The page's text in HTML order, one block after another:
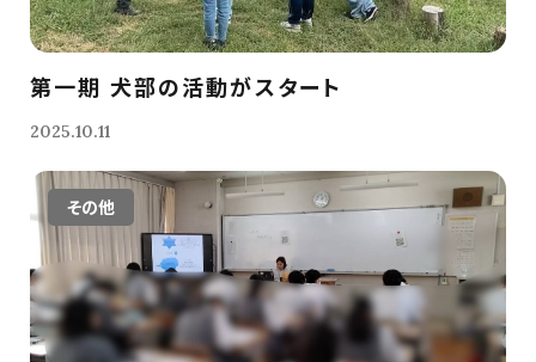
第一期 犬部の活動がスタート
2025.10.11
その他